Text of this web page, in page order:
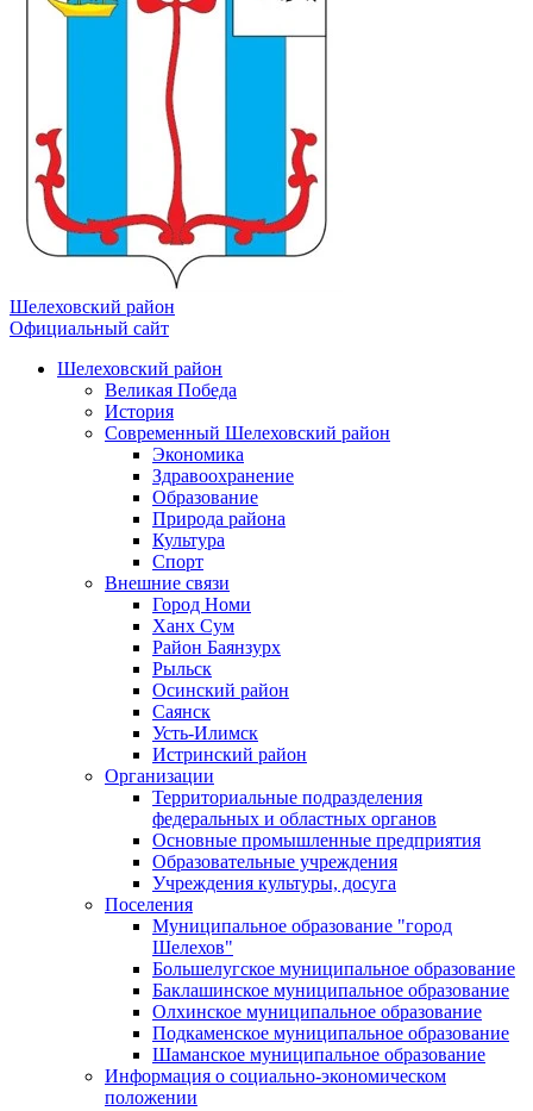
Шелеховский район
Официальный сайт
Шелеховский район
Великая Победа
История
Современный Шелеховский район
Экономика
Здравоохранение
Образование
Природа района
Культура
Спорт
Внешние связи
Город Номи
Ханх Сум
Район Баянзурх
Рыльск
Осинский район
Саянск
Усть-Илимск
Истринский район
Организации
Территориальные подразделения
федеральных и областных органов
Основные промышленные предприятия
Образовательные учреждения
Учреждения культуры, досуга
Поселения
Муниципальное образование "город
Шелехов"
Большелугское муниципальное образование
Баклашинское муниципальное образование
Олхинское муниципальное образование
Подкаменское муниципальное образование
Шаманское муниципальное образование
Информация о социально-экономическом
положении